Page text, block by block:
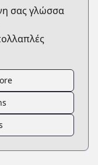
σας γλώσσα